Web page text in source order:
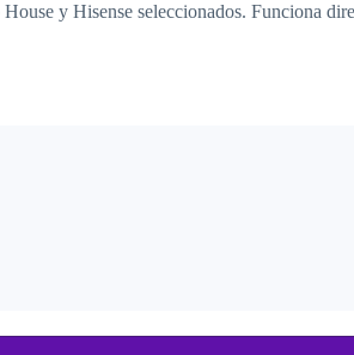
y Hisense seleccionados. Funciona